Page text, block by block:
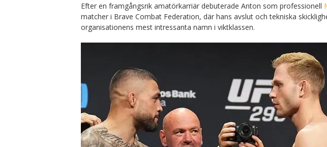
Efter en framgångsrik amatörkarriär debuterade Anton som professionell
matcher i Brave Combat Federation, där hans avslut och tekniska
organisationens mest intressanta namn i viktklassen.